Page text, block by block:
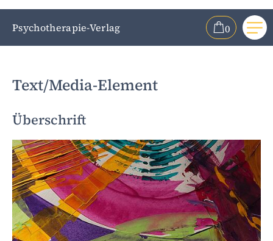
ZUR SUCHE SPRINGEN
Psychotherapie-Verlag 0
Text/Media-Element
Überschrift